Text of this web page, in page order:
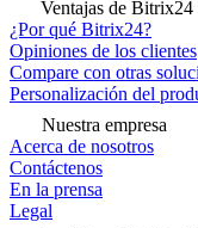
Ventajas de Bitrix24
¿Por qué Bitrix24?
Opiniones de los clientes
Compare con otras
Personalización del
Nuestra empresa
Acerca de nosotros
Contáctenos
En la prensa
Legal